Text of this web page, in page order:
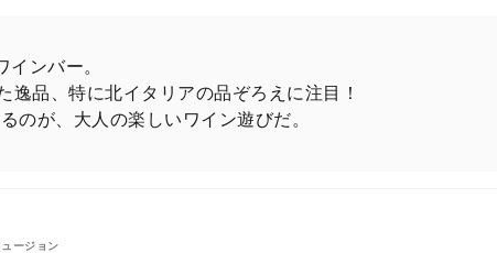
ンバー。
品、特に北イタリアの品ぞろえに注目！
のが、大人の楽しいワイン遊びだ。
ージョン